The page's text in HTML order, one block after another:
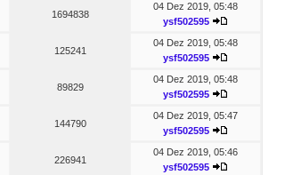
1694838
04 Dez 2019, 05:48
ysf502595
125241
04 Dez 2019, 05:48
ysf502595
89829
04 Dez 2019, 05:48
ysf502595
144790
04 Dez 2019, 05:47
ysf502595
226941
04 Dez 2019, 05:46
ysf502595